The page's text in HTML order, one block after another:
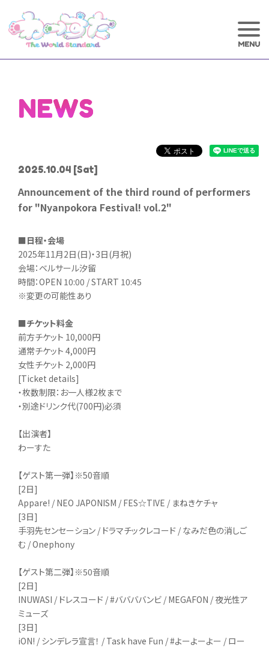
NEWS
2025.10.04 [Sat]
Announcement of the third round of performers
for "Nyanpokora Festival! vol.2"
■日程・会場
2025年11月2日(日)・3日(月祝)
会場：ベルサール汐留
時間：OPEN 10:00 / START 10:45
※変更の可能性あり
■チケット料金
前方チケット 10,000円
通常チケット 4,000円
女性チケット 2,000円
[Ticket details]
・枚数制限：お一人様2枚まで
・別途ドリンク代(700円)必須
【出演者】
わーすた
【ゲスト第一弾】※50音順
[2日]
Appare! / NEO JAPONISM / FES☆TIVE / まねきケチャ
[3日]
手羽先センセーション / ドラマチックレコード / なみだ色の消しご
む / Onephony
【ゲスト第二弾】※50音順
[2日]
INUWASI / ドレスコード / #ババババンビ / MEGAFON / 夜光性ア
ミューズ
[3日]
iON! / シンデレラ宣言！ / Task have Fun / #よーよーよー / ロー